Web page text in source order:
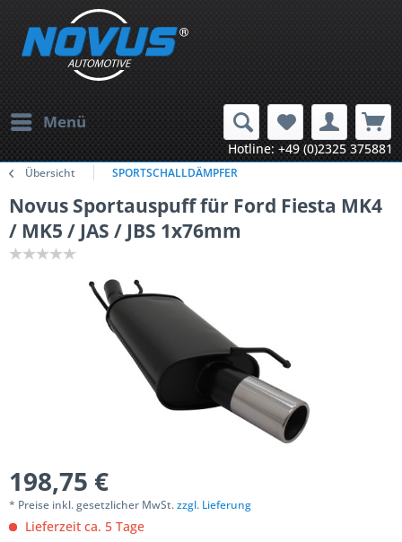
Menü
Hotline: +49 (0)2325 375881
Übersicht SPORTSCHALLDÄMPFER
Novus Sportauspuff für Ford Fiesta MK4
/ MK5 / JAS / JBS 1x76mm
198,75 €
* Preise inkl. gesetzlicher MwSt.zzgl. Lieferung
Lieferzeit ca. 5 Tage